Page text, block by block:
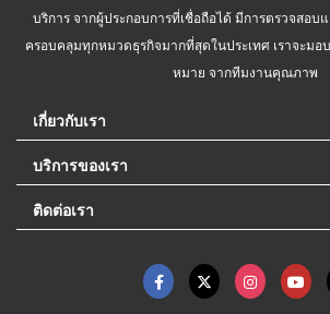
บริการ จากผู้ประกอบการที่เชื่อถือได้ มีการตรวจสอบ
ครอบคลุมทุกหมวดธุรกิจมากที่สุดในประเทศ เราจะม
หมาย จากทีมงานคุณภาพ
เกี่ยวกับเรา
บริการของเรา
ติดต่อเรา